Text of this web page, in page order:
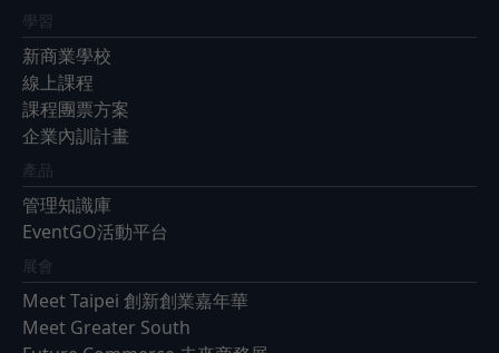
學習
新商業學校
線上課程
課程團票方案
企業內訓計畫
產品
管理知識庫
EventGO活動平台
展會
Meet Taipei 創新創業嘉年華
Meet Greater South